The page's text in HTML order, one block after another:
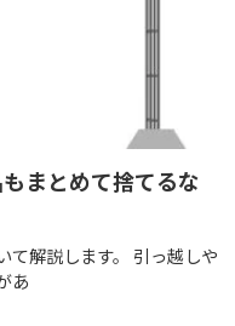
まとめて捨てるな
て解説します。 引っ越しや
あ